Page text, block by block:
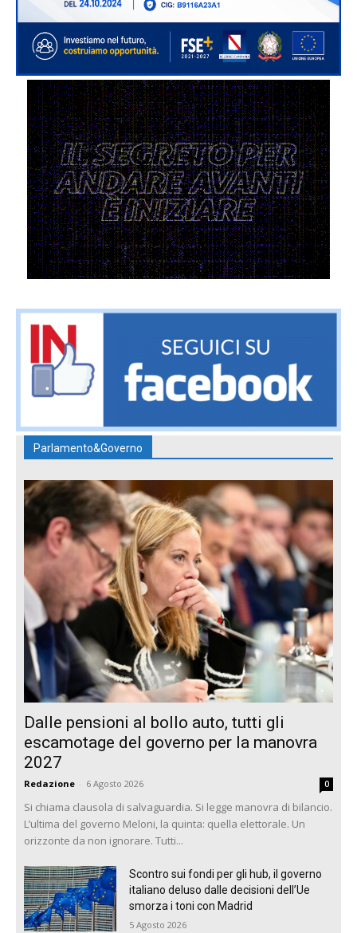
Parlamento&Governo
Dalle pensioni al bollo auto, tutti gli
escamotage del governo per la manovra
2027
Redazione 6 Agosto 2026 0
Si chiama clausola di salvaguardia. Si legge manovra di bilancio.
L’ultima del governo Meloni, la quinta: quella elettorale. Un
orizzonte da non ignorare. Tutti...
Scontro sui fondi per gli hub, il governo
italiano deluso dalle decisioni dell’Ue
smorza i toni con Madrid
5 Agosto 2026